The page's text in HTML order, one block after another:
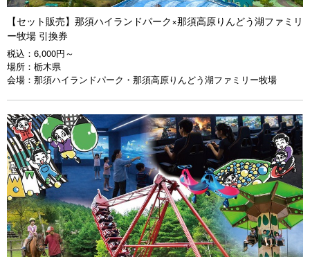
【セット販売】那須ハイランドパーク×那須高原りんどう湖ファミリ
ー牧場 引換券
税込： 6,000円～
場所： 栃木県
会場： 那須ハイランドパーク・那須高原りんどう湖ファミリー牧場